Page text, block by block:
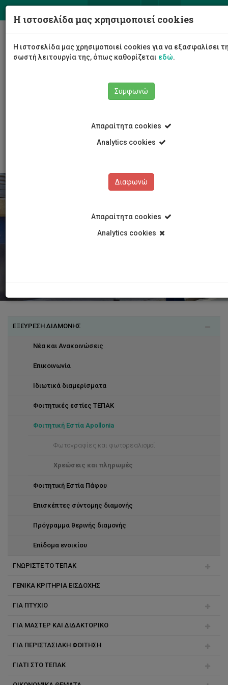
Εξεύρεση Διαμονής
Φοιτητική Εστία Apollonia
Χρεώσεις και πληρωμές
ΕΞΕΥΡΕΣΗ ΔΙΑΜΟΝΗΣ
Νέα και Ανακοινώσεις
Επικοινωνία
Ιδιωτικά διαμερίσματα
Φοιτητικές εστίες ΤΕΠΑΚ
Φοιτητική Εστία Apollonia
Φωτογραφίες και φωτορεαλισμοί
Χρεώσεις και πληρωμές
Φοιτητική Εστία Πάφου
Επισκέπτες σύντομης διαμονής
Πρόγραμμα θερινής διαμονής
Επίδομα ενοικίου
ΓΝΩΡΙΣΤΕ ΤΟ ΤΕΠΑΚ
Καλοκαιρινές Ακαδημίες
Ημέρες Ενημέρωσης
ΓΕΝΙΚΑ ΚΡΙΤΗΡΙΑ ΕΙΣΔΟΧΗΣ
ΓΙΑ ΠΤΥΧΙΟ
Οδηγίες για νέους/ες φοιτητ(ρι)ες
Ξένοι υπήκοοι
Παγκύπριες Εξετάσεις
ΓΙΑ ΜΑΣΤΕΡ ΚΑΙ ΔΙΔΑΚΤΟΡΙΚΟ
Προκήρυξη θέσεων για σπουδές επιπέδου Μάστερ -
ΓΙΑ ΠΕΡΙΣΤΑΣΙΑΚΗ ΦΟΙΤΗΣΗ
Φοιτητές Αντιστοιχίας
ΓΙΑΤΙ ΣΤΟ ΤEΠAΚ
Η ιστοσελίδα μας χρησιμοποιεί cookies
Η ιστοσελίδα μας χρησιμοποιεί cookies για να εξασφαλίσει
σωστή λειτουργία της, όπως καθορίζεται εδώ.
Συμφωνώ
Απαραίτητα cookies
Analytics cookies
Διαφωνώ
Απαραίτητα cookies
Analytics cookies